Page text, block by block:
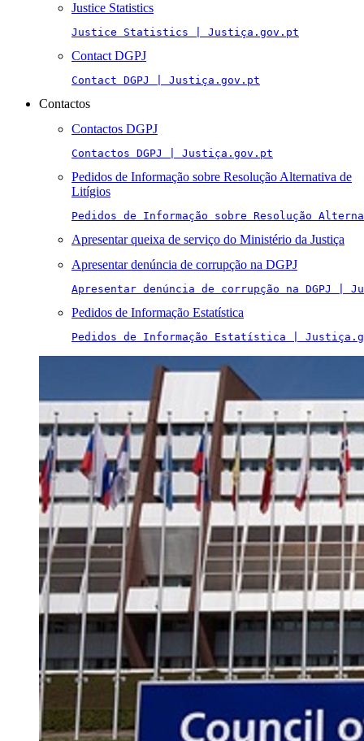
Justice Statistics
Justice Statistics | Justiça.gov.pt
Contact DGPJ
Contact DGPJ | Justiça.gov.pt
Contactos
Contactos DGPJ
Contactos DGPJ | Justiça.gov.pt
Pedidos de Informação sobre Resolução Alternativa de
Litígios
Pedidos de Informação sobre Resolução
Apresentar queixa de serviço do Ministério da Justiça
Apresentar denúncia de corrupção na DGPJ
Apresentar denúncia de corrupção na DGPJ |
Pedidos de Informação Estatística
Pedidos de Informação Estatística |